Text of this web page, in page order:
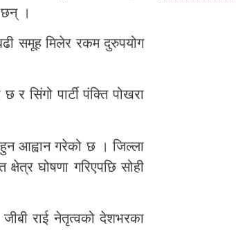
छन् ।
समूह मिलेर रकम दुरुपयोग
र सिंगो पार्टी पंक्ति पोखरा
आह्वान गरेको छ । जिल्ला
घोषणा गरिएपछि सोही
राई नेतृत्वको देशभरका